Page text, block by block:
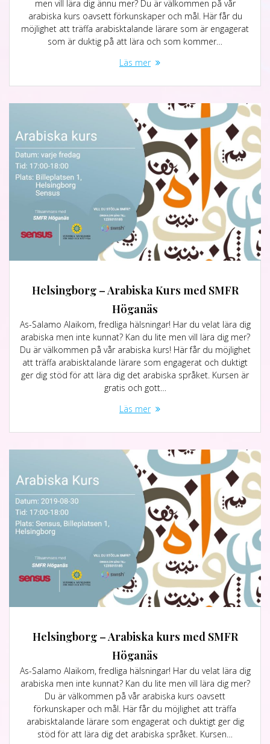
men vill lära dig ännu mer? Du är välkommen på vår
arabiska kurs oavsett förkunskaper och mål. Här får du
möjlighet att träffa arabisktalande lärare som är engagerat
som är duktig på att lära och som kommer…
Läs mer
Helsingborg – Arabiska Kurs med SMFR
Höganäs
As-Salamo Alaikom, fredliga hälsningar! Har du velat lära dig
arabiska men inte kunnat? Kan du lite men vill lära dig mer?
Du är välkommen på vår arabiska kurs! Här får du möjlighet
att träffa arabisktalande lärare som engagerat och duktigt
ger dig stöd för att lära dig det arabiska språket. Kursen är
gratis och gott…
Läs mer
Helsingborg – Arabiska kurs med SMFR
Höganäs
As-Salamo Alaikom, fredliga hälsningar! Har du velat lära dig
arabiska men inte kunnat? Kan du lite men vill lära dig mer?
Du är välkommen på vår arabiska kurs oavsett
förkunskaper och mål. Här får du möjlighet att träffa
arabisktalande lärare som engagerat och duktigt ger dig
stöd för att lära dig det arabiska språket. Kursen…